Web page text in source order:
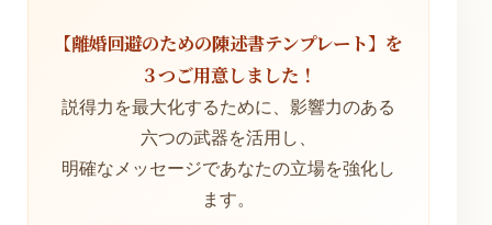
【離婚回避のための陳述書テンプレート】を
３つご用意しました！
説得力を最大化するために、影響力のある
六つの武器を活用し、
明確なメッセージであなたの立場を強化し
ます。